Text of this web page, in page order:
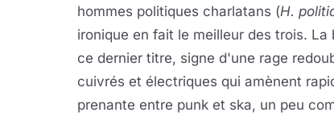
hommes politiques charlatans (H.
ironique en fait le meilleur des trois.
ce dernier titre, signe d'une rage
cuivrés et électriques qui amènent
prenante entre punk et ska, un peu